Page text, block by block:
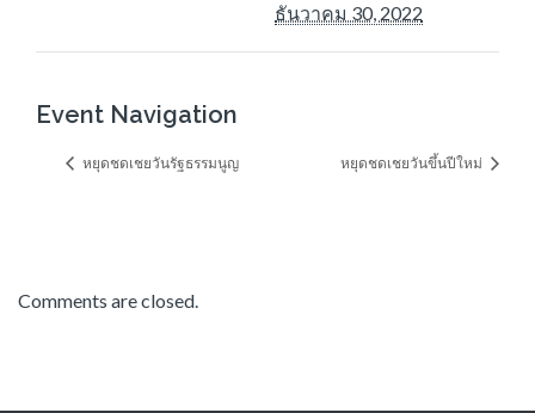
ธันวาคม 30, 2022
Event Navigation
หยุดชดเชยวันรัฐธรรมนูญ หยุดชดเชยวันขึ้นปีใหม่
Comments are closed.